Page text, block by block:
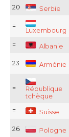
20 Serbie
=
Luxembourg
= Albanie
23 Arménie
=
République
tchèque
= Suisse
26 Pologne